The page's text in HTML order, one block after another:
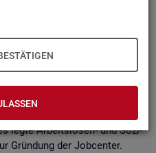
und Ab­gän­ge,Dau­ern, Leis­
Mess­grö­ßen er­mit­
tief ge­glie­dert und
und er­werbs­bio­gra­fi­
legte Ar­beits­lo­sen- und So­zi­
Grün­dung der Job­cen­ter.